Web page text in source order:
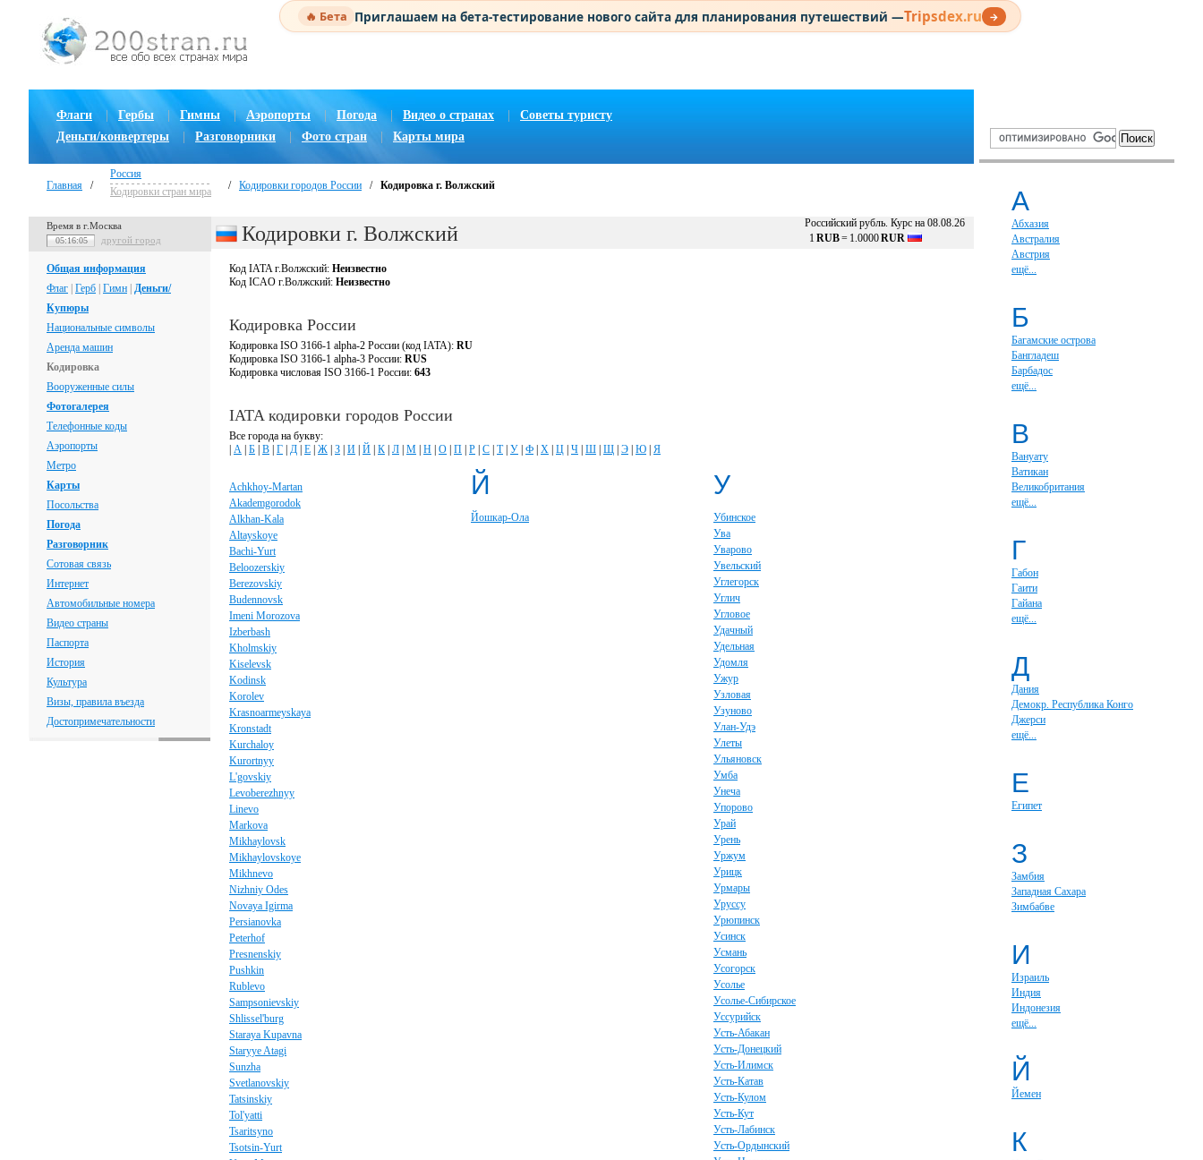
🔥 Бета Приглашаем на бета-тестирование нового сайта для планирования путешествий —Tripsdex.ru →
Флаги Гербы Гимны | Аэропорты Погода | Видео о странах
Советы туристу
Деньги/конвертеры
Разговорники Фото стран Карты мира
Главная /
Россия
Кодировки стран мира
/ Кодировки городов России / Кодировка г. Волжский
Время в г.Москва
05:16:06 другой город
Общая информация
Флаг Герб Гимн Деньги/
Купюры
Национальные символы
Аренда машин
Кодировка
Вооруженные силы
Фотогалерея
Телефонные коды
Аэропорты
Метро
Карты
Посольства
Погода
Разговорник
Сотовая связь
Интернет
Автомобильные номера
Видео страны
Паспорта
История
Культура
Визы, правила въезда
Достопримечательности
Российский рубль. Курс на 08.08.26
1 RUB= 1.0000RUR
Кодировки г. Волжский
Код IATA г.Волжский: Неизвестно
Код ICAO г.Волжский: Неизвестно
Кодировка России
Кодировка ISO 3166-1 alpha-2 России (код IATA): RU
Кодировка ISO 3166-1 alpha-3 России: RUS
Кодировка числовая ISO 3166-1 России: 643
IATA кодировки городов России
Все города на букву:
А Б В Г Д Е Ж З И Й К Л М Н О П Р С Т| У Ф Х Ц Ч Ш Щ Э Ю Я
Achkhoy-Martan
Akademgorodok
Alkhan-Kala
Altayskoye
Bachi-Yurt
Beloozerskiy
Berezovskiy
Budennovsk
Imeni Morozova
Izberbash
Kholmskiy
Kiselevsk
Kodinsk
Korolev
Krasnoarmeyskaya
Kronstadt
Kurchaloy
Kurortnyy
L'govskiy
Levoberezhnyy
Linevo
Markova
Mikhaylovsk
Mikhaylovskoye
Mikhnevo
Nizhniy Odes
Novaya Igirma
Persianovka
Peterhof
Presnenskiy
Pushkin
Rublevo
Sampsonievskiy
Shlissel'burg
Staraya Kupavna
Staryye Atagi
Sunzha
Svetlanovskiy
Tatsinskiy
Tol'yatti
Tsaritsyno
Tsotsin-Yurt
Й
Йошкар-Ола
У
Убинское
Ува
Уварово
Увельский
Углегорск
Углич
Угловое
Удачный
Удельная
Удомля
Ужур
Узловая
Узуново
Улан-Удэ
Улеты
Ульяновск
Умба
Унеча
Упорово
Урай
Урень
Уржум
Урицк
Урмары
Уруссу
Урюпинск
Усинск
Усмань
Усогорск
Усолье
Усолье-Сибирское
Уссурийск
Усть-Абакан
Усть-Донецкий
Усть-Илимск
Усть-Катав
Усть-Кулом
Усть-Кут
Усть-Лабинск
Усть-Ордынский
А
Абхазия
Австралия
Австрия
ещё...
Б
Багамские острова
Бангладеш
Барбадос
ещё...
В
Вануату
Ватикан
Великобритания
ещё...
Г
Габон
Гаити
Гайана
ещё...
Д
Дания
Демокр. Республика Конго
Джерси
ещё...
Е
Египет
З
Замбия
Западная Сахара
Зимбабве
И
Израиль
Индия
Индонезия
ещё...
Й
Йемен
К